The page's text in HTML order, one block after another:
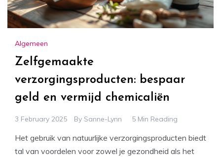
Algemeen
Zelfgemaakte
verzorgingsproducten: bespaar
geld en vermijd chemicaliën
3 February 2025 By Sanne-Lynn 5 Min Reading
Het gebruik van natuurlijke verzorgingsproducten biedt
tal van voordelen voor zowel je gezondheid als het